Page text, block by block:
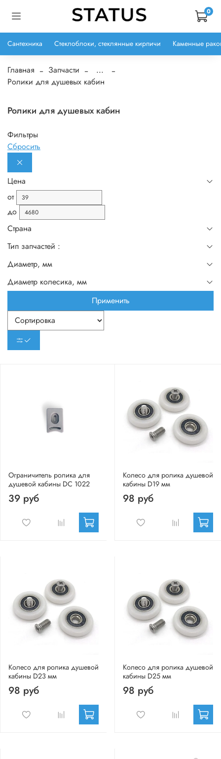
0
Сантехника Стеклоблоки, стеклянные кирпичи Каменные
Главная Запчасти
...
Ролики для душевых кабин
Ролики для душевых кабин
Ограничитель ролика для
душевой кабины DC 1022
39 руб
Колесо для ролика душевой
кабины D19 мм
98 руб
Колесо для ролика душевой
кабины D23 мм
98 руб
Колесо для ролика душевой
кабины D25 мм
98 руб
Фильтры
Сбросить
Цена
от
до
Страна
Тип запчастей :
Диаметр, мм
Диаметр колесика, мм
Применить